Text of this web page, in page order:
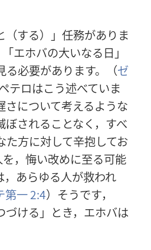
する）」任務がありま
エホバの大いなる日」
る必要があります。（ゼ
テロはこう述べていま
について考えるような
されることなく，すべ
方に対して辛抱してお
，悔い改めに至る可能
あらゆる人が救われ
第一 2:4）そうです，
づける」とき，エホバは